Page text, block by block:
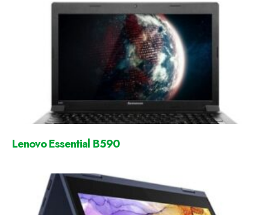
Lenovo Essential B590